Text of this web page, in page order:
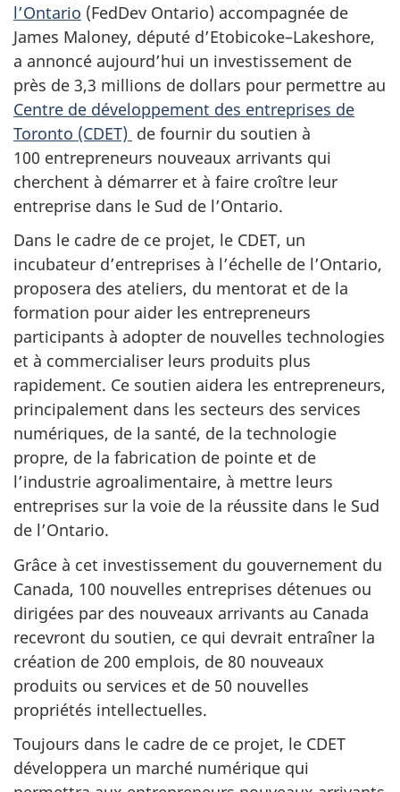
l’Ontario (FedDev Ontario) accompagnée de
James Maloney, député d’Etobicoke–Lakeshore,
a annoncé aujourd’hui un investissement de
près de 3,3 millions de dollars pour permettre au
Centre de développement des entreprises de
Toronto (CDET) de fournir du soutien à
100 entrepreneurs nouveaux arrivants qui
cherchent à démarrer et à faire croître leur
entreprise dans le Sud de l’Ontario.
Dans le cadre de ce projet, le CDET, un
incubateur d’entreprises à l’échelle de l’Ontario,
proposera des ateliers, du mentorat et de la
formation pour aider les entrepreneurs
participants à adopter de nouvelles technologies
et à commercialiser leurs produits plus
rapidement. Ce soutien aidera les entrepreneurs,
principalement dans les secteurs des services
numériques, de la santé, de la technologie
propre, de la fabrication de pointe et de
l’industrie agroalimentaire, à mettre leurs
entreprises sur la voie de la réussite dans le Sud
de l’Ontario.
Grâce à cet investissement du gouvernement du
Canada, 100 nouvelles entreprises détenues ou
dirigées par des nouveaux arrivants au Canada
recevront du soutien, ce qui devrait entraîner la
création de 200 emplois, de 80 nouveaux
produits ou services et de 50 nouvelles
propriétés intellectuelles.
Toujours dans le cadre de ce projet, le CDET
développera un marché numérique qui